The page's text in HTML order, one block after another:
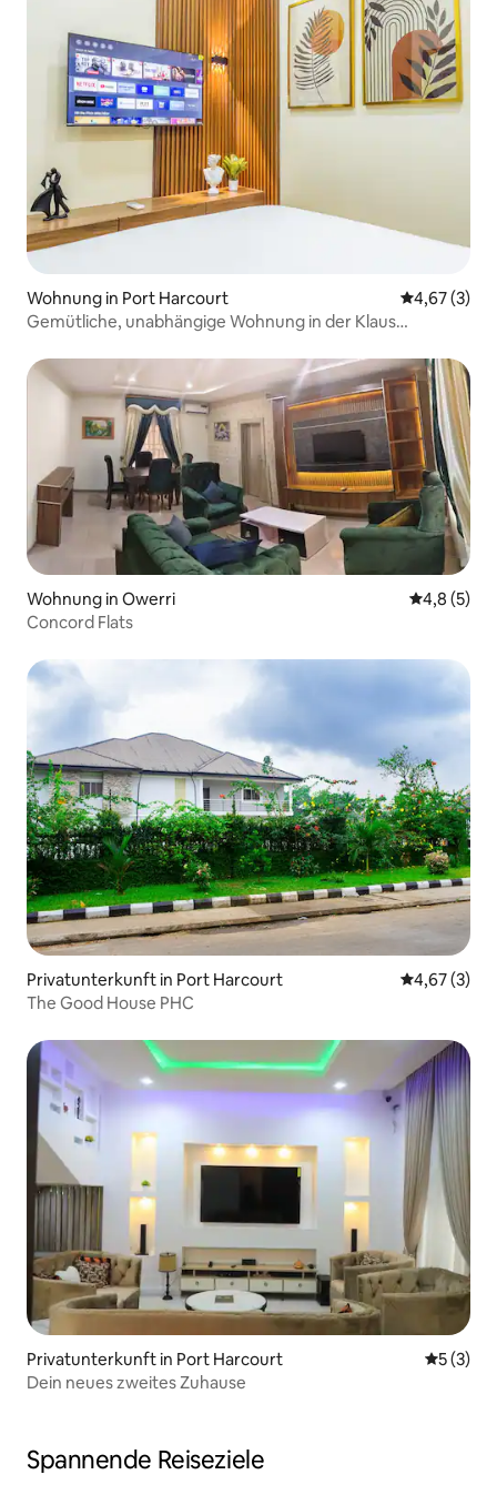
Wohnung in Port Harcourt
4,67 (3)
Gemütliche, unabhängige Wohnung in der Klaus
Wohnung in Owerri
4,8 (5)
Concord Flats
Privatunterkunft in Port Harcourt
4,67 (3)
The Good House PHC
Privatunterkunft in Port Harcourt
5 (3)
Dein neues zweites Zuhause
Spannende Reiseziele